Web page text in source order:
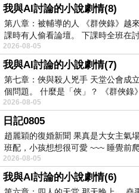
我與AI討論的小說劇情(8)
第八章：被輔導的人 《群俠錄》越
課時有人偷看論壇。 下課時全班在
2026-08-05
我與AI討論的小說劇情(7)
第七章：俠與殺人兇手 天堂公會成
個問題。 什麼是「俠」？ 《群俠錄
2026-08-05
日記0805
趙麗穎的復婚新聞 果真是大女主氣
班配，小孩想想很可愛 ~~~ 睡覺前
2026-08-05
我與AI討論的小說劇情(6)